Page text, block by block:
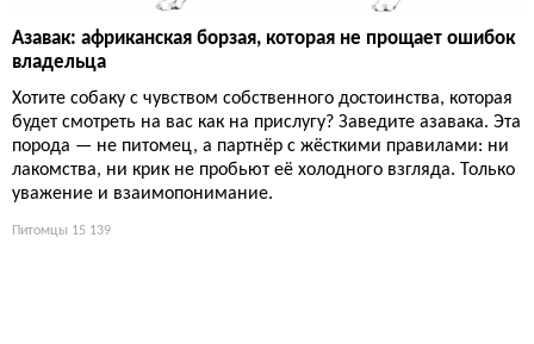
Азавак: африканская борзая, которая не прощает ошибок
владельца
Хотите собаку с чувством собственного достоинства, которая
будет смотреть на вас как на прислугу? Заведите азавака. Эта
порода — не питомец, а партнёр с жёсткими правилами: ни
лакомства, ни крик не пробьют её холодного взгляда. Только
уважение и взаимопонимание.
Питомцы 15 139